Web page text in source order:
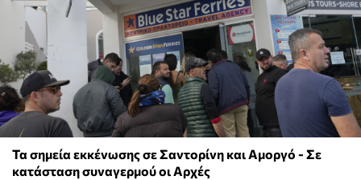
Τα σημεία εκκένωσης σε Σαντορίνη και Αμοργό - Σε
κατάσταση συναγερμού οι Αρχές